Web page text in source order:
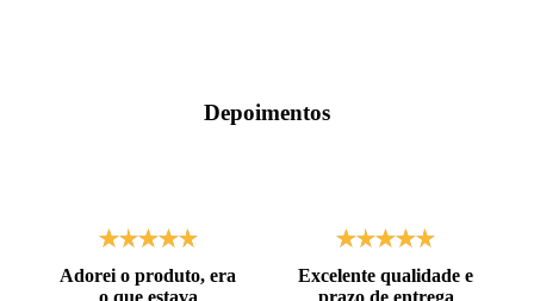
Depoimentos
Adorei o produto, era
o que estava
Excelente qualidade e
prazo de entrega